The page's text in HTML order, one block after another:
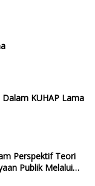
KUHAP Lama
Perspektif Teori
Publik Melalui
Bencana di